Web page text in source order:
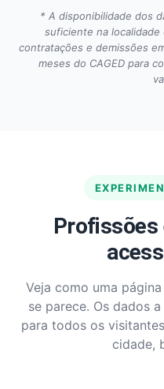
* A disponibilidade dos
suficiente na
contratações e demissões
meses do CAGED para
Profissões
Veja como uma
se parece. Os dados
para todos os
cidade,